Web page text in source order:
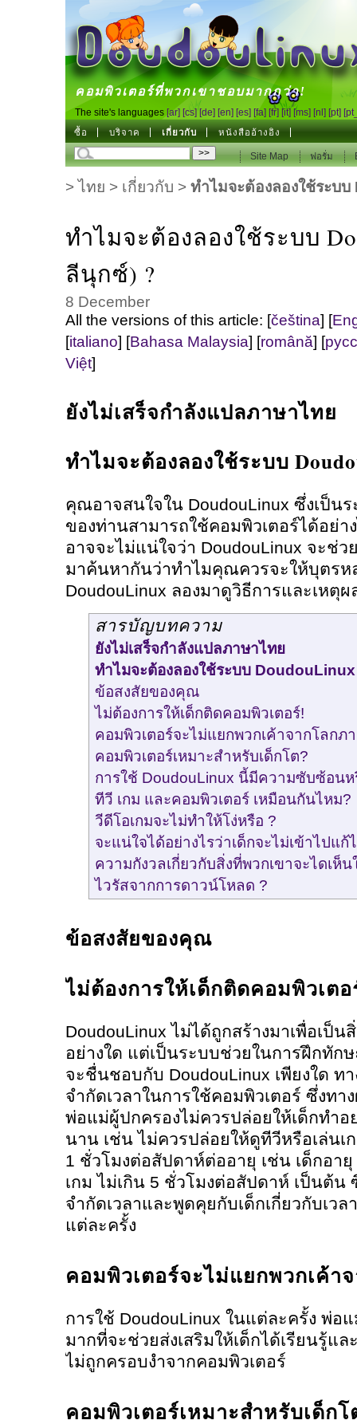
DoudouLinux
คอมพิวเตอร์ที่พวกเขาชอบมากกว่า!
The site's languages [ar] [cs] [de] [en] [es] [fa] [fr] [it] [ms] [nl] [pt]
ซื้อ บริจาค เกี่ยวกับ หนังสืออ้างอิง
Site Map ฟอรั่ม
>ไทย > เกี่ยวกับ > ทำไมจะต้องลองใช้ระบ
ทำไมจะต้องลองใช้ระบบ
ลีนุกซ์) ?
8 December
All the versions of this article: [čeština] [
[italiano] [Bahasa Malaysia] [română] [
Việt]
ยังไม่เสร็จกำลังแปลภาษาไทย
ทำไมจะต้องลองใช้ระบบ
คุณอาจสนใจใน DoudouLinux ซึ่งเป็น
ของท่านสามารถใช้คอมพิวเตอร์ได้อย่
อาจจะไม่แน่ใจว่า DoudouLinux จะช่ว
มาค้นหากันว่าทำไมคุณควรจะให้บุตรห
DoudouLinux ลองมาดูวิธีการและเหตุผ
สารบัญบทความ
ยังไม่เสร็จกำลังแปลภาษาไทย
ทำไมจะต้องลองใช้ระบบ
ข้อสงสัยของคุณ
ไม่ต้องการให้เด็กติดคอมพิวเตอร์!
คอมพิวเตอร์จะไม่แยกพวกเค้าจากโลกภ
คอมพิวเตอร์เหมาะสำหรับเด็กโต?
การใช้ DoudouLinux นี้มีความซับซ้อนห
ทีวี เกม และคอมพิวเตอร์ เหมือนกันไหม?
วีดีโอเกมจะไม่ทำให้โง่หรือ ?
จะแน่ใจได้อย่างไรว่าเด็กจะไม่เข้าไปแ
ความกังวลเกี่ยวกับสิ่งที่พวกเขาจะไดเห็น
ไวรัสจากการดาวน์โหลด ?
ข้อสงสัยของคุณ
ไม่ต้องการให้เด็กติดคอมพิวเต
DoudouLinux ไม่ได้ถูกสร้างมาเพื่อเป็
อย่างใด แต่เป็นระบบช่วยในการฝึกทักษ
จะชื่นชอบกับ DoudouLinux เพียงใด ท
จำกัดเวลาในการใช้คอมพิวเตอร์ ซึ่งท
พ่อแม่ผู้ปกครองไม่ควรปล่อยให้เด็กทำอ
นาน เช่น ไม่ควรปล่อยให้ดูทีวีหรือเล่น
1 ชั่วโมงต่อสัปดาห์ต่ออายุ เช่น เด็กอา
เกม ไม่เกิน 5 ชั่วโมงต่อสัปดาห์ เป็นต้น
จำกัดเวลาและพูดคุยกับเด็กเกี่ยวกับเว
แต่ละครั้ง
คอมพิวเตอร์จะไม่แยกพวกเค้า
การใช้ DoudouLinux ในแต่ละครั้ง พ่
มากที่จะช่วยส่งเสริมให้เด็กได้เรียนรู้แ
ไม่ถูกครอบงำจากคอมพิวเตอร์
คอมพิวเตอร์เหมาะสำหรับเด็กโ